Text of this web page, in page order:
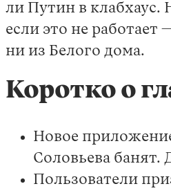
ли Путин в клабхаус.
если это не
ни из Белого дома.
Коротко о
Новое
Соловьева банят.
Пользователи